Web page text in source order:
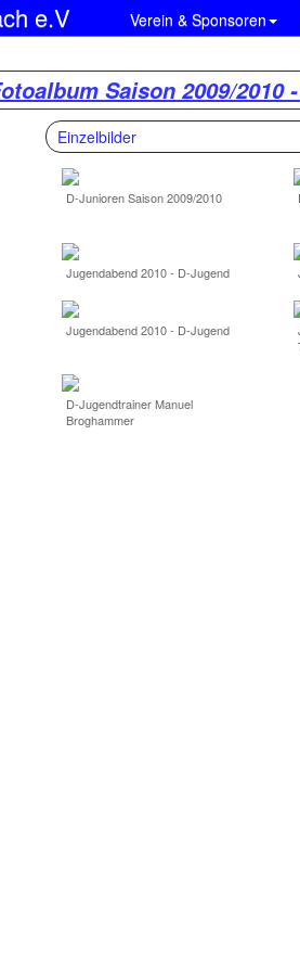
e.V Verein & Sponsoren
Saison 2009/2010
Einzelbilder
D-Junioren Saison 2009/2010
Jugendabend 2010 - D-Jugend
Jugendabend 2010 - D-Jugend
D-Jugendtrainer Manuel
Broghammer